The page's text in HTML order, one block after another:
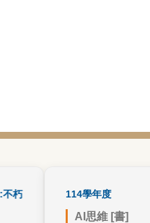
114學年度
AI思維 [書]